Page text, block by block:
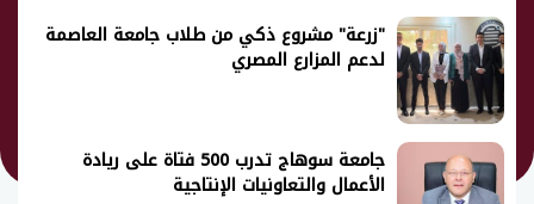
"زرعة" مشروع ذكي من طلاب جامعة العاصمة
لدعم المزارع المصري
جامعة سوهاج تدرب 500 فتاة على ريادة
الأعمال والتعاونيات الإنتاجية